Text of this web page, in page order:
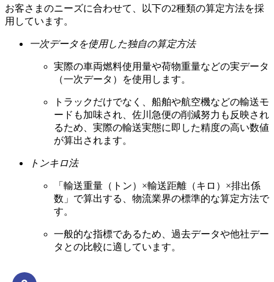
お客さまのニーズに合わせて、以下の2種類の算定方法を採
用しています。
一次データを使用した独自の算定方法
実際の車両燃料使用量や荷物重量などの実データ
（一次データ）を使用します。
トラックだけでなく、船舶や航空機などの輸送モ
ードも加味され、佐川急便の削減努力も反映され
るため、実際の輸送実態に即した精度の高い数値
が算出されます。
トンキロ法
「輸送重量（トン）×輸送距離（キロ）×排出係
数」で算出する、物流業界の標準的な算定方法で
す。
一般的な指標であるため、過去データや他社デー
タとの比較に適しています。